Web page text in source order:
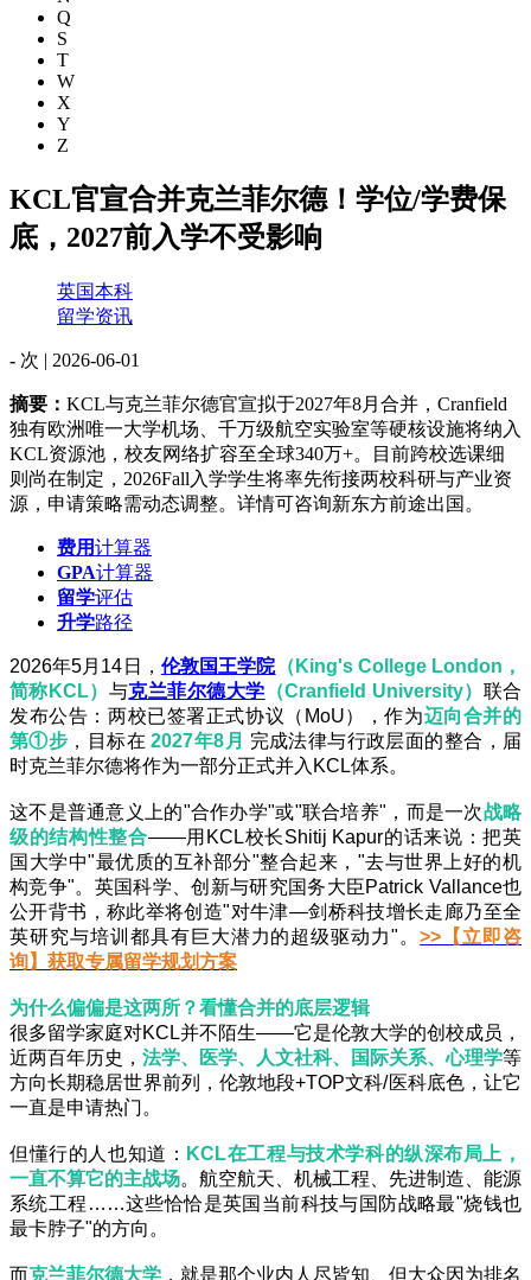
Q
S
T
W
X
Y
Z
KCL官宣合并克兰菲尔德！学位/学费保
底，2027前入学不受影响
英国本科
留学资讯
- 次 | 2026-06-01
摘要： KCL与克兰菲尔德官宣拟于2027年8月合并，Cranfield
独有欧洲唯一大学机场、千万级航空实验室等硬核设施将纳入
KCL资源池，校友网络扩容至全球340万+。目前跨校选课细
则尚在制定，2026Fall入学学生将率先衔接两校科研与产业资
源，申请策略需动态调整。详情可咨询新东方前途出国。
费用计算器
GPA计算器
留学评估
升学路径
2026年5月14日， 伦敦国王学院（King's College London，
简称KCL） 与克兰菲尔德大学 （Cranfield University） 联合
发布公告：两校已签署正式协议（MoU），作为迈向合并的
第①步 ，目标在2027年8月 完成法律与行政层面的整合，届
时克兰菲尔德将作为一部分正式并入KCL体系。
这不是普通意义上的"合作办学"或"联合培养"，而是一次战略
级的结构性整合——用KCL校长Shitij Kapur的话来说：把英
国大学中"最优质的互补部分"整合起来，"去与世界上好的机
构竞争"。英国科学、创新与研究国务大臣Patrick Vallance也
公开背书，称此举将创造"对牛津—剑桥科技增长走廊乃至全
英研究与培训都具有巨大潜力的超级驱动力"。>>【立即咨
询】获取专属留学规划方案
为什么偏偏是这两所？看懂合并的底层逻辑
很多留学家庭对KCL并不陌生——它是伦敦大学的创校成员，
近两百年历史， 法学、医学、人文社科、国际关系、心理学等
方向长期稳居世界前列，伦敦地段+TOP文科/医科底色，让它
一直是申请热门。
但懂行的人也知道： KCL在工程与技术学科的纵深布局上，
一直不算它的主战场。航空航天、机械工程、先进制造、能源
系统工程……这些恰恰是英国当前科技与国防战略最"烧钱也
最卡脖子"的方向。
而克兰菲尔德大学 ，就是那个业内人尽皆知、但大众因为排名